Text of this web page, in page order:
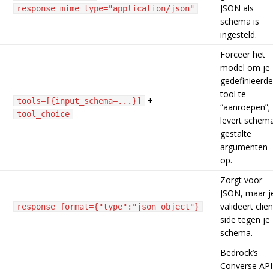
response_mime_type="application/json"
JSON als
schema is
ingesteld.
tools=[{input_schema=...}] +
tool_choice
Forceer het
model om je
gedefinieerde
tool te
“aanroepen”;
levert
gestalte
argumenten
op.
response_format={"type":"json_object"}
Zorgt voor
JSON, maar
valideert
side tegen je
schema.
Bedrock’s
Converse API